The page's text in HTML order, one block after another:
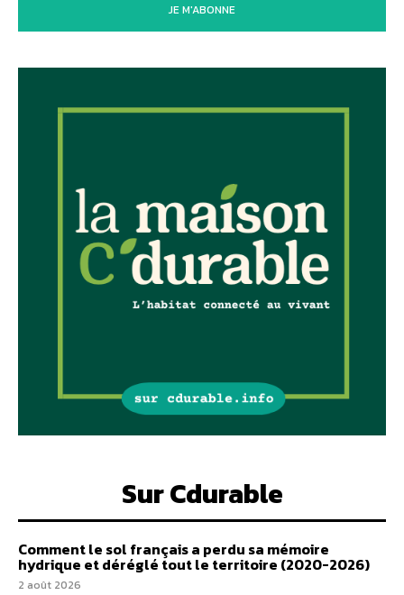
JE M'ABONNE
Sur Cdurable
Comment le sol français a perdu sa mémoire
hydrique et déréglé tout le territoire (2020-2026)
2 août 2026